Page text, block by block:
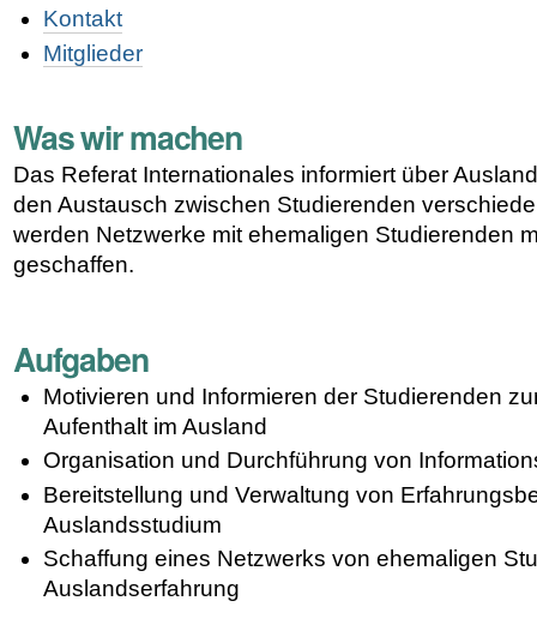
Kontakt
Mitglieder
Was wir machen
Das Referat Internationales informiert über
den Austausch zwischen Studierenden
werden Netzwerke mit ehemaligen Studierenden
geschaffen.
Aufgaben
Motivieren und Informieren der Studierenden
Aufenthalt im Ausland
Organisation und Durchführung von
Bereitstellung und Verwaltung von
Auslandsstudium
Schaffung eines Netzwerks von ehemaligen
Auslandserfahrung